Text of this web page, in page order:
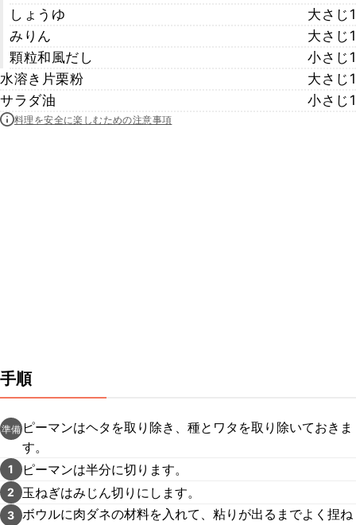
しょうゆ
大さじ1
みりん
大さじ1
顆粒和風だし
小さじ1
水溶き片栗粉
大さじ1
サラダ油
小さじ1
料理を安全に楽しむための注意事項
手順
準備 ピーマンはヘタを取り除き、種とワタを取り除いておきま
す。
1 ピーマンは半分に切ります。
2 玉ねぎはみじん切りにします。
3 ボウルに肉ダネの材料を入れて、粘りが出るまでよく捏ね